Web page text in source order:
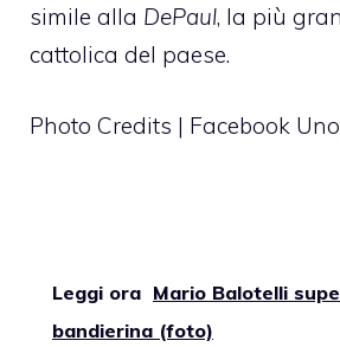
simile alla DePaul, la più
cattolica del paese.
Photo Credits | Facebook
Leggi ora Mario Balotelli
bandierina (foto)